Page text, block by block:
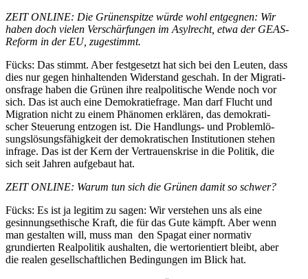
ZEIT ONLINE: Die Grünen­spitze würde wohl entgegnen: Wir
haben doch vielen Verschär­fungen im Asylrecht, etwa der GEAS-
Reform in der EU, zugestimmt.
Fücks: Das stimmt. Aber festge­setzt hat sich bei den Leuten, dass
dies nur gegen hinhal­tenden Wider­stand geschah. In der Migra­ti­
ons­frage haben die Grünen ihre realpo­li­tische Wende noch vor
sich. Das ist auch eine Demokra­tie­frage. Man darf Flucht und
Migration nicht zu einem Phänomen erklären, das demokra­ti­
scher Steuerung entzogen ist. Die Handlungs- und Problem­lö­
sungs­lö­sungs­fä­higkeit der demokra­ti­schen Insti­tu­tionen stehen
infrage. Das ist der Kern der Vertrau­ens­krise in die Politik, die
sich seit Jahren aufgebaut hat.
ZEIT ONLINE: Warum tun sich die Grünen damit so schwer?
Fücks: Es ist ja legitim zu sagen: Wir verstehen uns als eine
gesin­nungs­ethische Kraft, die für das Gute kämpft. Aber wenn
man gestalten will, muss man den Spagat einer normativ
grundierten Realpo­litik aushalten, die wertori­en­tiert bleibt, aber
die realen gesell­schaft­lichen Bedin­gungen im Blick hat.